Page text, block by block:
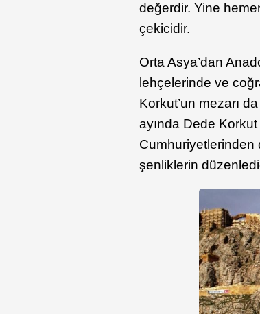
değerdir. Yine
çekicidir.
Orta Asya’dan
lehçelerinde ve
Korkut’un mezarı
ayında Dede
Cumhuriyetlerinden
şenliklerin